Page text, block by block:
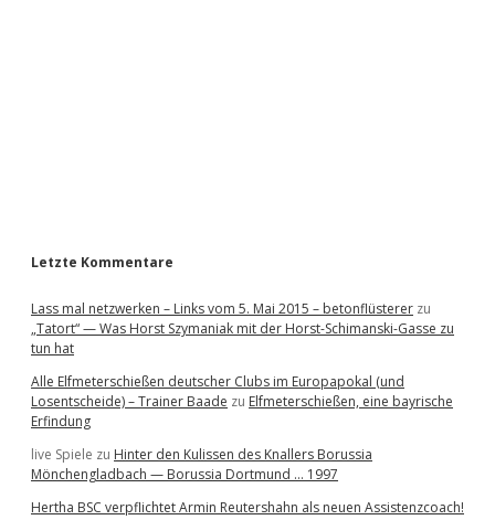
Letzte Kommentare
Lass mal netzwerken – Links vom 5. Mai 2015 – betonflüsterer zu
„Tatort“ — Was Horst Szymaniak mit der Horst-Schimanski-Gasse zu
tun hat
Alle Elfmeterschießen deutscher Clubs im Europapokal (und
Losentscheide) – Trainer Baade zu Elfmeterschießen, eine bayrische
Erfindung
live Spiele zu Hinter den Kulissen des Knallers Borussia
Mönchengladbach — Borussia Dortmund … 1997
Hertha BSC verpflichtet Armin Reutershahn als neuen Assistenzcoach!